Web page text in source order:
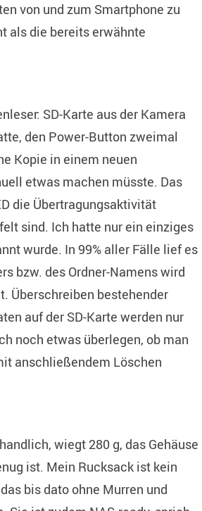
von und zum Smartphone zu
als die bereits erwähnte
SD-Karte aus der Kamera
den Power-Button zweimal
Kopie in einem neuen
etwas machen müsste. Das
die Übertragungsaktivität
sind. Ich hatte nur ein einziges
wurde. In 99% aller Fälle lief es
bzw. des Ordner-Namens wird
Überschreiben bestehender
auf der SD-Karte werden nur
noch etwas überlegen, ob man
anschließendem Löschen
wiegt 280 g, das Gehäuse
ist. Mein Rucksack ist kein
bis dato ohne Murren und